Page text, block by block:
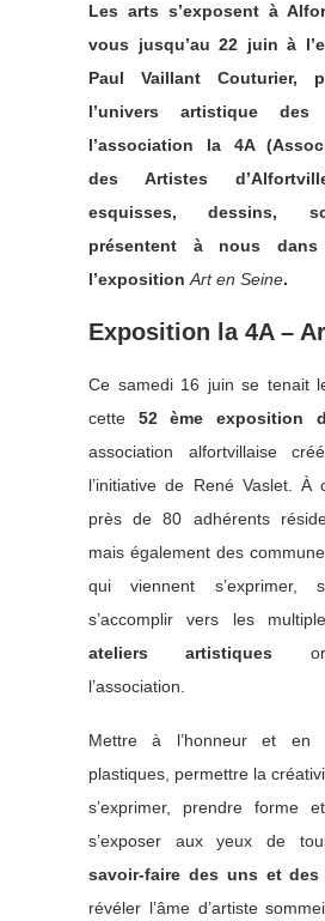
Les arts s’exposent à
vous jusqu’au 22 juin à
Paul Vaillant Couturier,
l’univers artistique des
l’association la 4A
des Artistes
esquisses, dessins,
présentent à nous
l’exposition Art en Seine.
Exposition la 4A –
Ce samedi 16 juin se tenait
cette 52 ème exposition
association alfortvillaise
l’initiative de René Vaslet.
près de 80 adhérents
mais également des
qui viennent s’exprimer,
s’accomplir vers les
ateliers artistiques
l’association.
Mettre à l’honneur et en
plastiques, permettre la
s’exprimer, prendre forme
s’exposer aux yeux de
savoir-faire des uns et des
révéler l’âme d’artiste